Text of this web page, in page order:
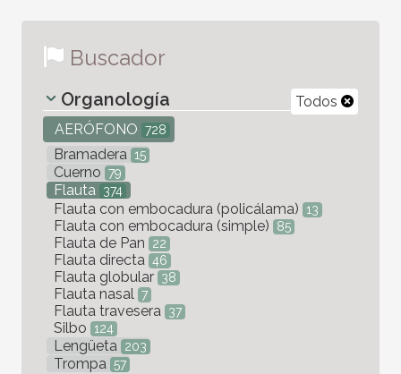
Buscador
Todos
Organología
AERÓFONO 728
Bramadera 15
Cuerno 79
Flauta 374
Flauta con embocadura (policálama) 13
Flauta con embocadura (simple) 85
Flauta de Pan 22
Flauta directa 46
Flauta globular 38
Flauta nasal 7
Flauta travesera 37
Silbo 124
Lengüeta 203
Trompa 57